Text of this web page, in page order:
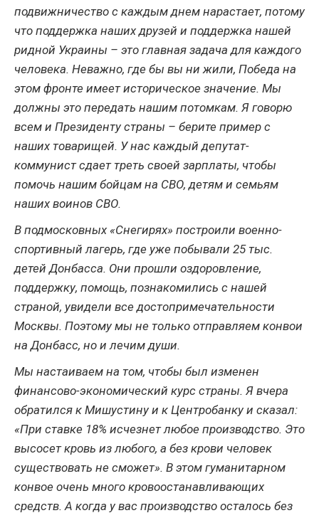
подвижничество с каждым днем нарастает, потому
что поддержка наших друзей и поддержка нашей
ридной Украины – это главная задача для каждого
человека. Неважно, где бы вы ни жили, Победа на
этом фронте имеет историческое значение. Мы
должны это передать нашим потомкам. Я говорю
всем и Президенту страны – берите пример с
наших товарищей. У нас каждый депутат-
коммунист сдает треть своей зарплаты, чтобы
помочь нашим бойцам на СВО, детям и семьям
наших воинов СВО.
В подмосковных «Снегирях» построили военно-
спортивный лагерь, где уже побывали 25 тыс.
детей Донбасса. Они прошли оздоровление,
поддержку, помощь, познакомились с нашей
страной, увидели все достопримечательности
Москвы. Поэтому мы не только отправляем конвои
на Донбасс, но и лечим души.
Мы настаиваем на том, чтобы был изменен
финансово-экономический курс страны. Я вчера
обратился к Мишустину и к Центробанку и сказал:
«При ставке 18% исчезнет любое производство. Это
высосет кровь из любого, а без крови человек
существовать не сможет». В этом гуманитарном
конвое очень много кровоостанавливающих
средств. А когда у вас производство осталось без